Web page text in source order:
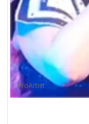
ProArtist